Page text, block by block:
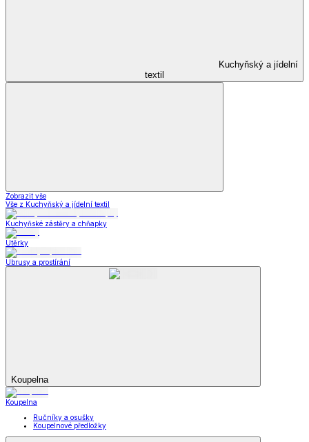
Kuchyňský a jídelní
textil
Zobrazit vše
Vše z Kuchyňský a jídelní textil
Kuchyňské zástěry a chňapky
Utěrky
Ubrusy a prostírání
Koupelna
Koupelna
Ručníky a osušky
Koupelnové předložky